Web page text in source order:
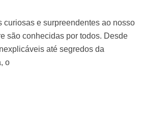
curiosas e surpreendentes ao nosso
são conhecidas por todos. Desde
até segredos da
o